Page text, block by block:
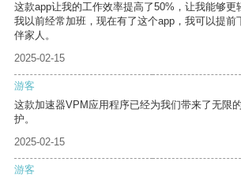
这款app让我的工作效率提高了50%，让我能够更
我以前经常加班，现在有了这个app，我可以提前
伴家人。
2025-02-15
游客
这款加速器VPM应用程序已经为我们带来了无限
护。
2025-02-15
游客